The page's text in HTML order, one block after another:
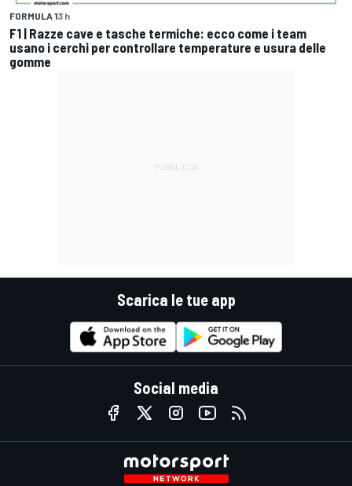
FORMULA 13 h
F1 | Razze cave e tasche termiche: ecco come i team
usano i cerchi per controllare temperature e usura delle
gomme
Scarica le tue app
Social media